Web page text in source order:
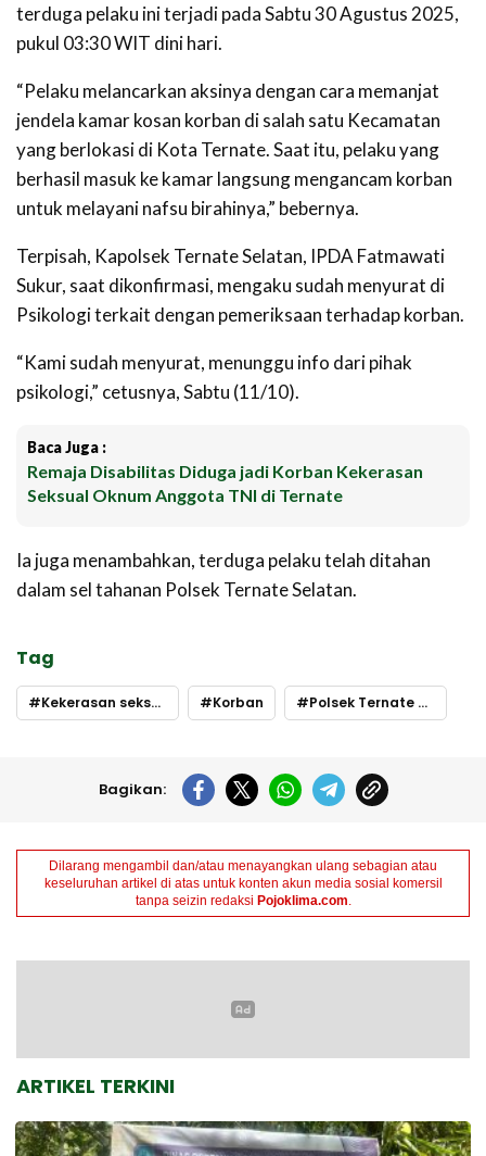
terduga pelaku ini terjadi pada Sabtu 30 Agustus 2025,
pukul 03:30 WIT dini hari.
“Pelaku melancarkan aksinya dengan cara memanjat
jendela kamar kosan korban di salah satu Kecamatan
yang berlokasi di Kota Ternate. Saat itu, pelaku yang
berhasil masuk ke kamar langsung mengancam korban
untuk melayani nafsu birahinya,” bebernya.
Terpisah, Kapolsek Ternate Selatan, IPDA Fatmawati
Sukur, saat dikonfirmasi, mengaku sudah menyurat di
Psikologi terkait dengan pemeriksaan terhadap korban.
“Kami sudah menyurat, menunggu info dari pihak
psikologi,” cetusnya, Sabtu (11/10).
Baca Juga :
Remaja Disabilitas Diduga jadi Korban Kekerasan
Seksual Oknum Anggota TNI di Ternate
Ia juga menambahkan, terduga pelaku telah ditahan
dalam sel tahanan Polsek Ternate Selatan.
Tag
Kekerasan seksual Korban Polsek Ternate Selatan
Bagikan:
Dilarang mengambil dan/atau menayangkan ulang sebagian atau
keseluruhan artikel di atas untuk konten akun media sosial komersil
tanpa seizin redaksi Pojoklima.com
ARTIKEL TERKINI